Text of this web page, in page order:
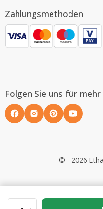
Zahlungsmethoden
Folgen Sie uns für
© - 2026